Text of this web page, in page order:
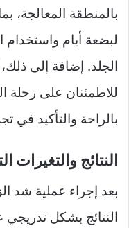
بالمنطقة المعالجة،
لبضعة أيام
الجلد. إضافة إلى
للاطمئنان على رحلة
بالراحة والتأكيد في
النتائج والتغيرات
بعد إجراء عملية شد
النتائج بشكل تدريجي